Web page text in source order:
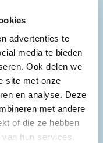
advertenties te
media te bieden
Ook delen we
site met onze
en analyse. Deze
met andere
of die ze hebben
hun services.
klaar
en